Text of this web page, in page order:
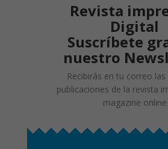
Revista
Digital
Suscríbete
nuestro
Recibirás en tu correo
publicaciones de la revista
magazine online